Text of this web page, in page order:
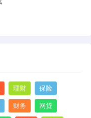
理财 保险
财务 网贷